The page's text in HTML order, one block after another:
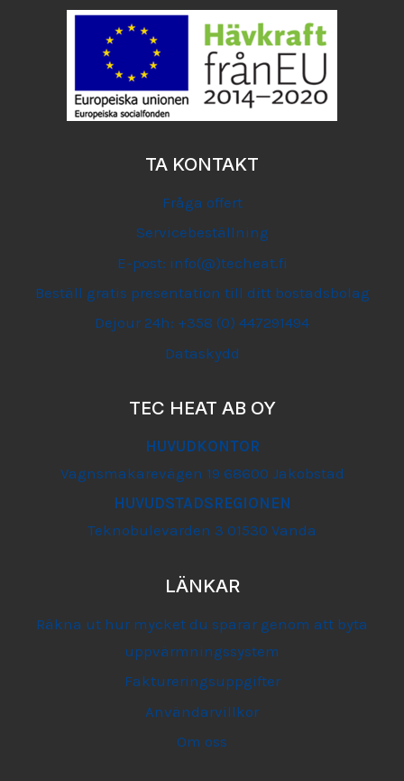
TA KONTAKT
Fråga offert
Servicebeställning
E-post: info(@)techeat.fi
Beställ gratis presentation till ditt bostadsbolag
Dejour 24h: +358 (0) 447291494
Dataskydd
TEC HEAT AB OY
HUVUDKONTOR
Vagnsmakarevägen 19 68600 Jakobstad
HUVUDSTADSREGIONEN
Teknobulevarden 3 01530 Vanda
LÄNKAR
Räkna ut hur mycket du sparar genom att byta
uppvärmningssystem
Faktureringsuppgifter
Användarvillkor
Om oss